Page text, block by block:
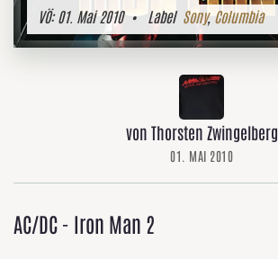
VÖ:01. Mai 2010• Label Sony, Columbia
von Thorsten Zwingelberg
01. MAI 2010
AC/DC - Iron Man 2